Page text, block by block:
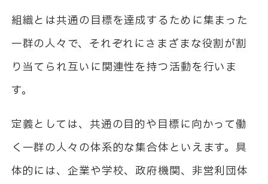
組織とは共通の目標を達成するために集まった
一群の人々で、それぞれにさまざまな役割が割
り当てられ互いに関連性を持つ活動を行いま
す。
定義としては、共通の目的や目標に向かって働
く一群の人々の体系的な集合体といえます。具
体的には、企業や学校、政府機関、非営利団体